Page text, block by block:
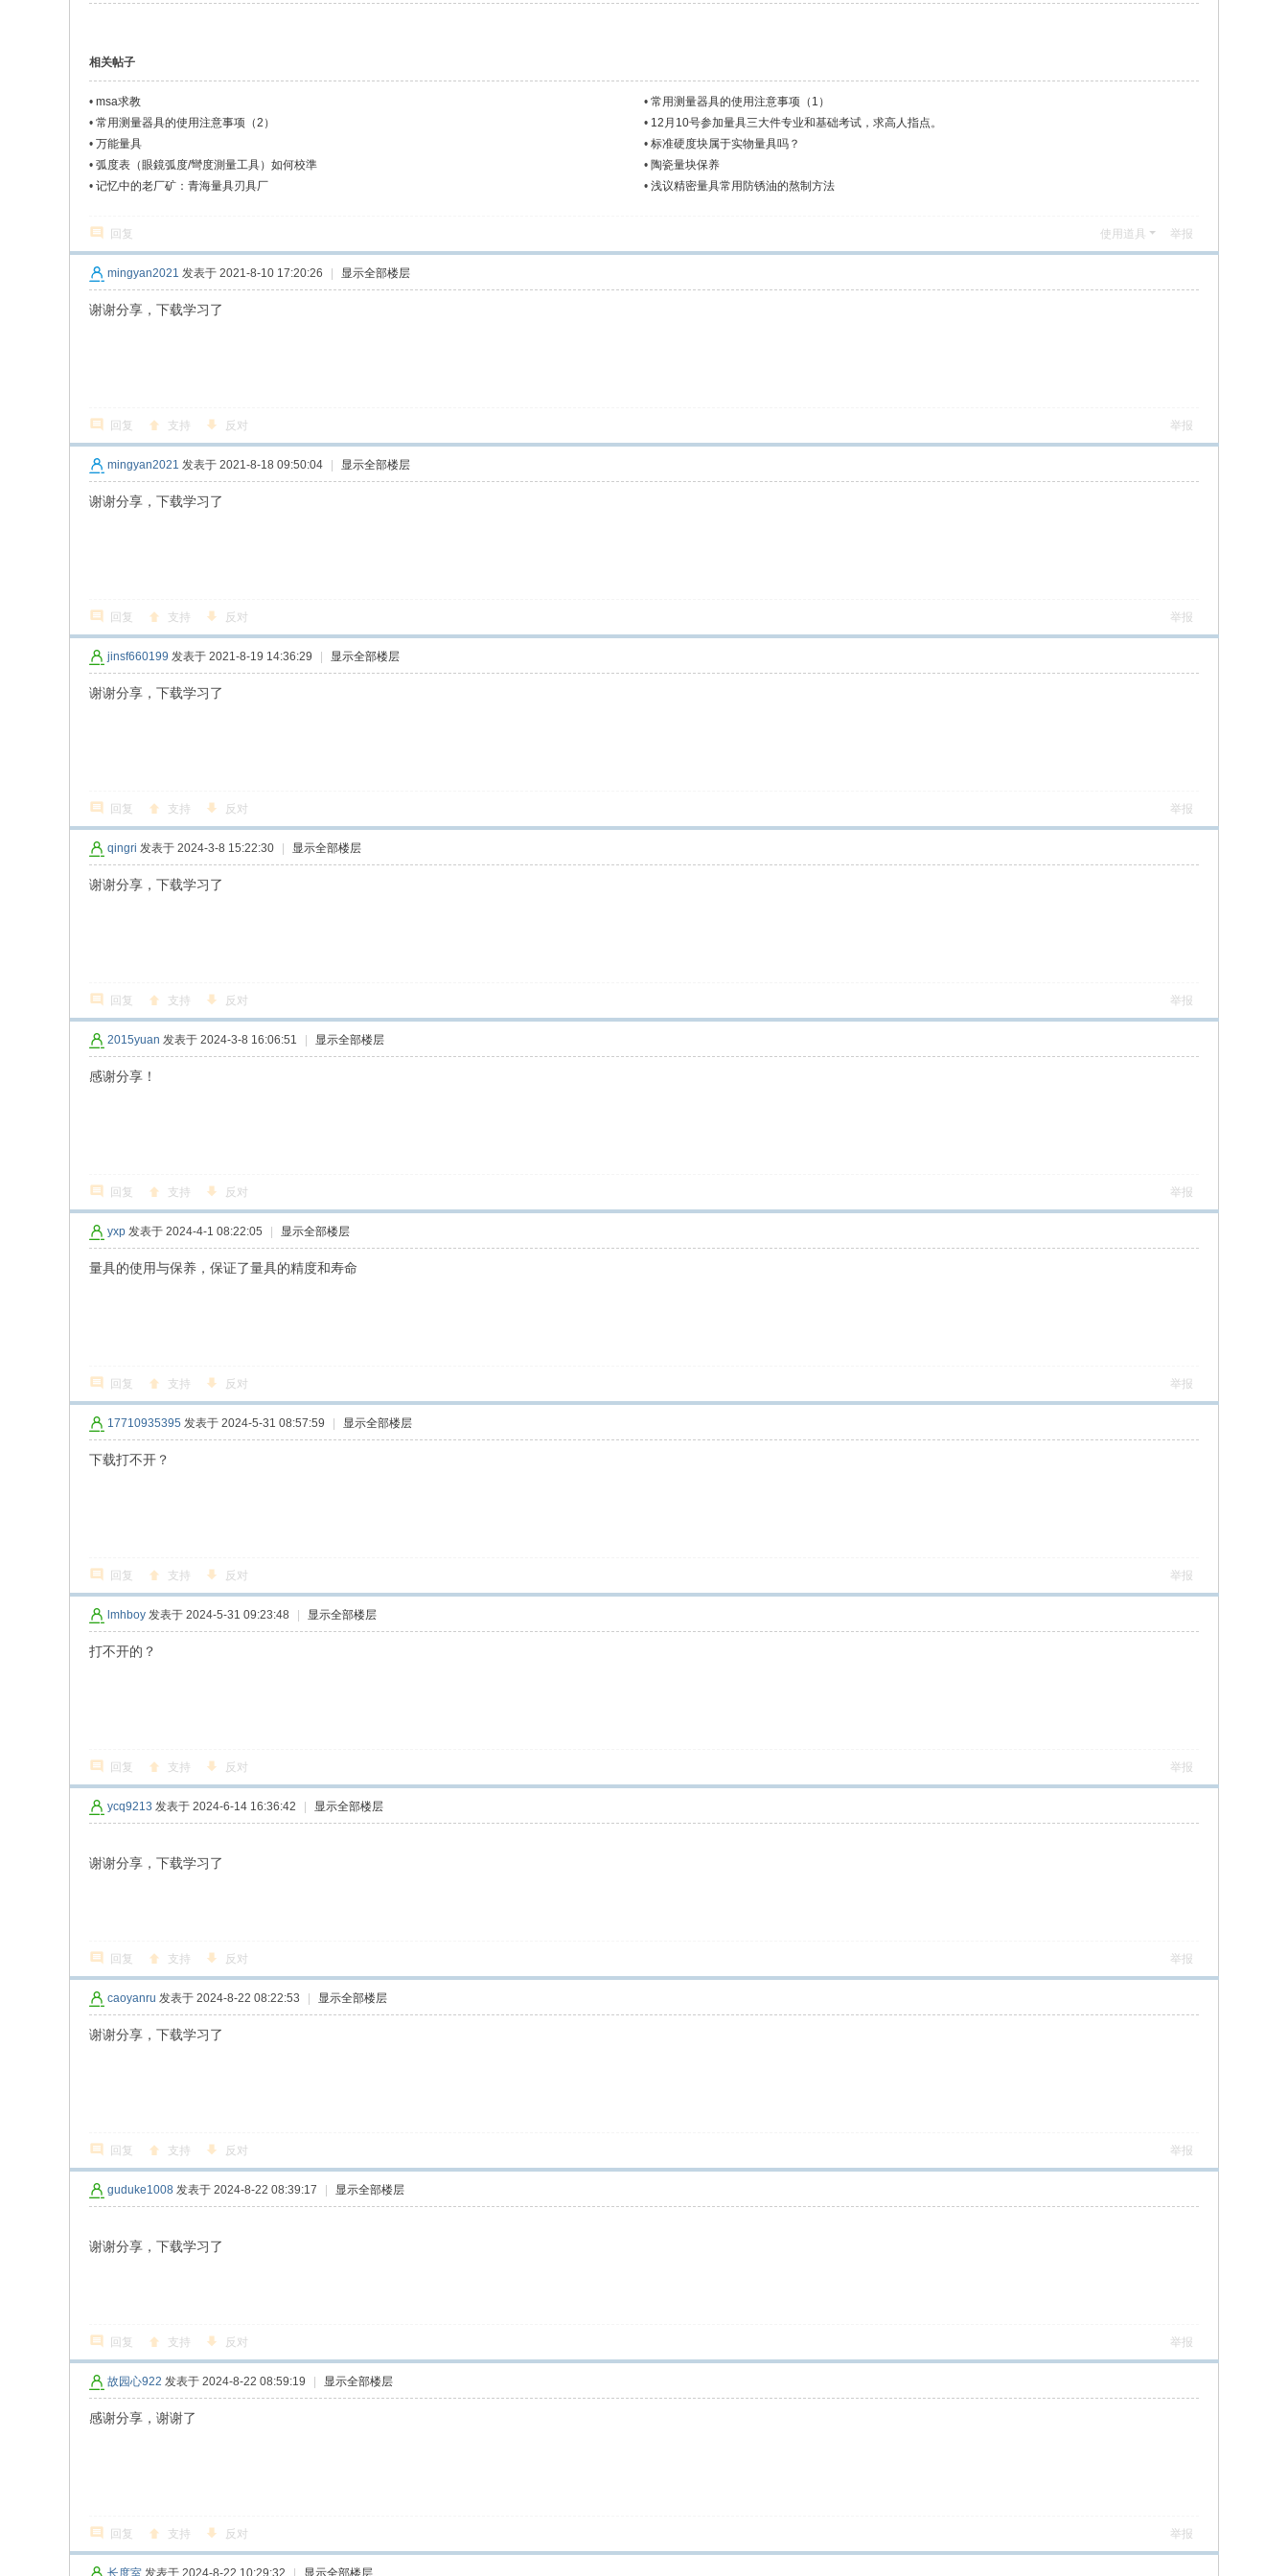
相关帖子
• msa求教 • 常用测量器具的使用注意事项（1）
• 常用测量器具的使用注意事项（2） • 12月10号参加量具三大件专业和基础考试，求高人指点。
• 万能量具 • 标准硬度块属于实物量具吗？
• 弧度表（眼鏡弧度/彎度測量工具）如何校準 • 陶瓷量块保养
• 记忆中的老厂矿：青海量具刃具厂 • 浅议精密量具常用防锈油的熬制方法
回复 使用道具 举报
mingyan2021 发表于 2021-8-10 17:20:26 显示全部楼层
谢谢分享，下载学习了
回复 支持 反对 举报
mingyan2021 发表于 2021-8-18 09:50:04 显示全部楼层
谢谢分享，下载学习了
回复 支持 反对 举报
jinsf660199 发表于 2021-8-19 14:36:29 显示全部楼层
谢谢分享，下载学习了
回复 支持 反对 举报
qingri 发表于 2024-3-8 15:22:30 显示全部楼层
谢谢分享，下载学习了
回复 支持 反对 举报
2015yuan 发表于 2024-3-8 16:06:51 显示全部楼层
感谢分享！
回复 支持 反对 举报
yxp 发表于 2024-4-1 08:22:05 显示全部楼层
量具的使用与保养，保证了量具的精度和寿命
回复 支持 反对 举报
17710935395 发表于 2024-5-31 08:57:59 显示全部楼层
下载打不开？
回复 支持 反对 举报
lmhboy 发表于 2024-5-31 09:23:48 显示全部楼层
打不开的？
回复 支持 反对 举报
ycq9213 发表于 2024-6-14 16:36:42 显示全部楼层
谢谢分享，下载学习了
回复 支持 反对 举报
caoyanru 发表于 2024-8-22 08:22:53 显示全部楼层
谢谢分享，下载学习了
回复 支持 反对 举报
guduke1008 发表于 2024-8-22 08:39:17 显示全部楼层
谢谢分享，下载学习了
回复 支持 反对 举报
故园心922 发表于 2024-8-22 08:59:19 显示全部楼层
感谢分享，谢谢了
回复 支持 反对 举报
长度室 发表于 2024-8-22 10:29:32 显示全部楼层